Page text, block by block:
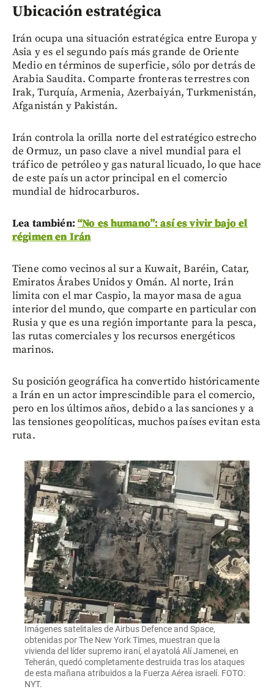
Ubicación estratégica
Irán ocupa una situación estratégica entre Europa y
Asia y es el segundo país más grande de Oriente
Medio en términos de superficie, sólo por detrás de
Arabia Saudita. Comparte fronteras terrestres con
Irak, Turquía, Armenia, Azerbaiyán, Turkmenistán,
Afganistán y Pakistán.
Irán controla la orilla norte del estratégico estrecho
de Ormuz, un paso clave a nivel mundial para el
tráfico de petróleo y gas natural licuado, lo que hace
de este país un actor principal en el comercio
mundial de hidrocarburos.
Lea también: “No es humano”: así es vivir bajo el
régimen en Irán
Tiene como vecinos al sur a Kuwait, Baréin, Catar,
Emiratos Árabes Unidos y Omán. Al norte, Irán
limita con el mar Caspio, la mayor masa de agua
interior del mundo, que comparte en particular con
Rusia y que es una región importante para la pesca,
las rutas comerciales y los recursos energéticos
marinos.
Su posición geográfica ha convertido históricamente
a Irán en un actor imprescindible para el comercio,
pero en los últimos años, debido a las sanciones y a
las tensiones geopolíticas, muchos países evitan esta
ruta.
Imágenes satelitales de Airbus Defence and Space,
obtenidas por The New York Times, muestran que la
vivienda del líder supremo iraní, el ayatolá Alí Jamenei, en
Teherán, quedó completamente destruida tras los ataques
de esta mañana atribuidos a la Fuerza Aérea israelí. FOTO:
NYT.